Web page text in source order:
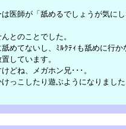
医師が「舐めるでしょうが気に
とのことでした。
めてないし、ﾐﾙｸﾃｨも舐めに行か
しています。
どね、メガホン兄･･･。
っこしたり遊ぶようになりまし